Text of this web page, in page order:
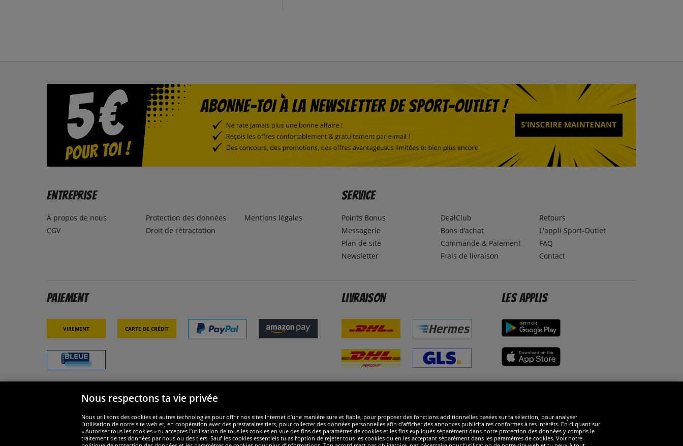
Entreprise
À propos de nous
CGV
Protection des données
Droit de rétractation
Mentions légales
Service
Points Bonus
Messagerie
Plan de site
Newsletter
DealClub
Bons d’achat
Commande & Paiement
Frais de livraison
Retours
L'appli Sport-Outlet
FAQ
Contact
Paiement
Virement Carte de crédit
Livraison Les applis
Nous respectons ta vie privée
Nous utilisons des cookies et autres technologies pour offrir nos sites Internet d’une manière sure et fiable, pour proposer des fonctions additionnelles basées sur ta sélection, pour analyser
l’utilisation de notre site web et, en coopération avec des prestataires tiers, pour collecter des données personnelles afin d’afficher des annonces publicitaires conformes à tes intérêts. En cliquant sur
« Autoriser tous les cookies » tu acceptes l’utilisation de tous les cookies en vue des fins des paramètres de cookies et les fins expliqués séparément dans notre protection des données y compris le
traitement de tes données par nous ou des tiers. Sauf les cookies essentiels tu as l’option de rejeter tous les cookies ou en les acceptant séparément dans les paramètres de cookies. Voir notre